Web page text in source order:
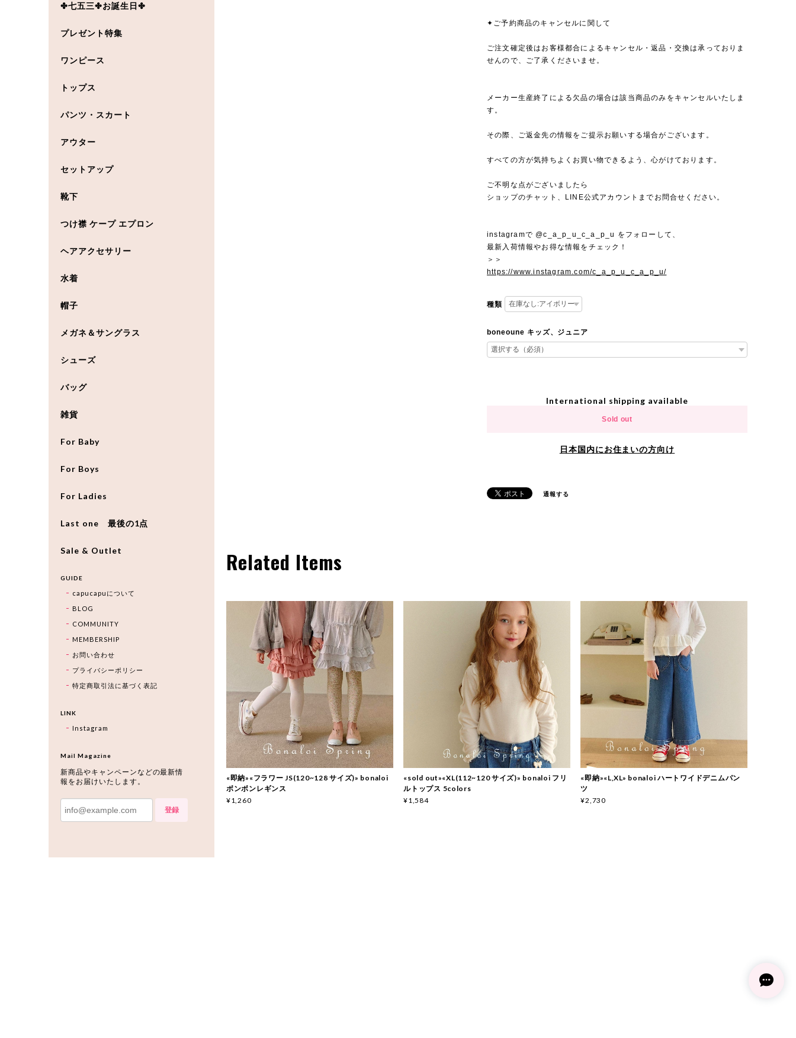
✦ご予約商品のキャンセルに関して
ご注文確定後はお客様都合によるキャンセル・返品・交換は承っておりま
せんので、ご了承くださいませ。
メーカー生産終了による欠品の場合は該当商品のみをキャンセルいたしま
す。
その際、ご返金先の情報をご提示お願いする場合がございます。
すべての方が気持ちよくお買い物できるよう、心がけております。
ご不明な点がございましたら
ショップのチャット、LINE公式アカウントまでお問合せください。
instagramで @c_a_p_u_c_a_p_u をフォローして、
最新入荷情報やお得な情報をチェック！
＞＞
https://www.instagram.com/c_a_p_u_c_a_p_u/
種類
boneoune キッズ、ジュニア
International shipping available
Sold out
日本国内にお住まいの方向け
通報する
Related Items
«即納»«フラワー JS(120~128 サイズ)» bonaloi
ボンボンレギンス
¥1,260
«sold out»«XL(112~120 サイズ)» bonaloi フリ
ルトップス 5colors
¥1,584
«即納»«L,XL» bonaloi ハートワイドデニムパン
ツ
¥2,730
✤七五三✤お誕生日✤
プレゼント特集
ワンピース
トップス
パンツ・スカート
アウター
セットアップ
靴下
つけ襟 ケープ エプロン
ヘアアクセサリー
水着
帽子
メガネ＆サングラス
シューズ
バッグ
雑貨
For Baby
For Boys
For Ladies
Last one 最後の1点
Sale & Outlet
GUIDE
capucapuについて
BLOG
COMMUNITY
MEMBERSHIP
お問い合わせ
プライバシーポリシー
特定商取引法に基づく表記
LINK
Instagram
Mail Magazine
新商品やキャンペーンなどの最新情
報をお届けいたします。
登録